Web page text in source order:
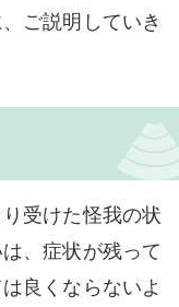
ご説明していき
受けた怪我の状
、症状が残って
良くならないよ